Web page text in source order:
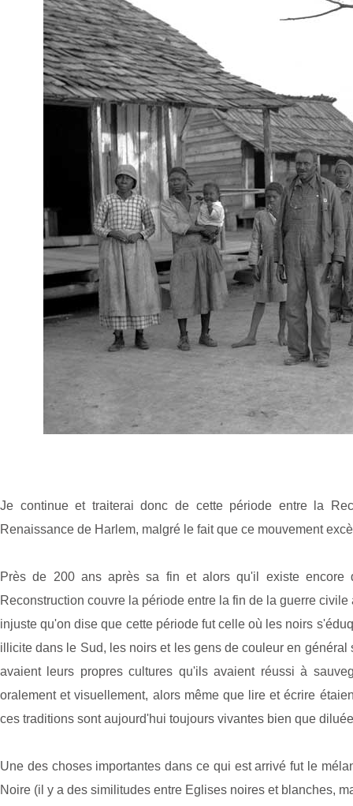
Je continue et traiterai donc de cette période entre la
Renaissance de Harlem, malgré le fait que ce mouvement
Près de 200 ans après sa fin et alors qu'il existe
Reconstruction couvre la période entre la fin de la guerre
injuste qu'on dise que cette période fut celle où les noirs
illicite dans le Sud, les noirs et les gens de couleur en
avaient leurs propres cultures qu'ils avaient réussi à
oralement et visuellement, alors même que lire et écrire
ces traditions sont aujourd'hui toujours vivantes bien que
Une des choses importantes dans ce qui est arrivé fut le
Noire (il y a des similitudes entre Eglises noires et blanches,